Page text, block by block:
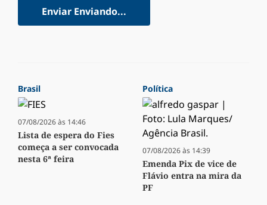
Enviar Enviando...
Brasil
07/08/2026 às 14:46
Lista de espera do Fies
começa a ser convocada
nesta 6ª feira
Política
07/08/2026 às 14:39
Emenda Pix de vice de
Flávio entra na mira da
PF